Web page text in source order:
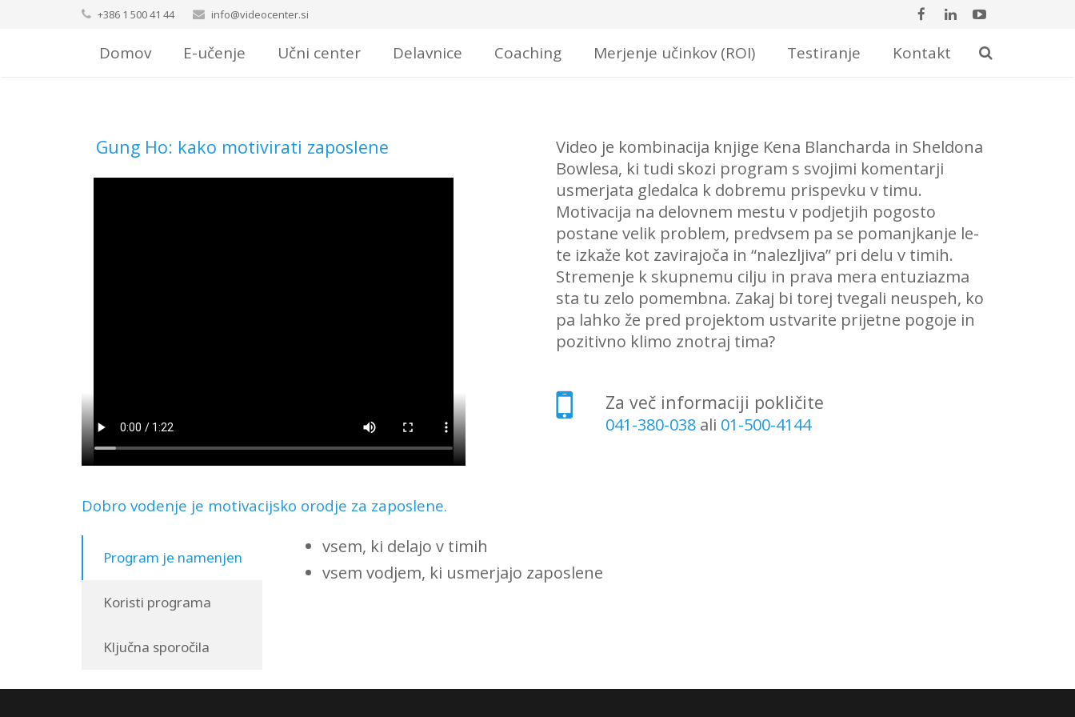
+386 1 500 41 44 info@videocenter.si
Domov E-učenje Učni center Delavnice Coaching Merjenje učinkov (ROI) Testiranje Kontakt
Gung Ho: kako motivirati zaposlene
Video je kombinacija knjige Kena Blancharda in Sheldona
Bowlesa, ki tudi skozi program s svojimi komentarji
usmerjata gledalca k dobremu prispevku v timu.
Motivacija na delovnem mestu v podjetjih pogosto
postane velik problem, predvsem pa se pomanjkanje le-
te izkaže kot zavirajoča in “nalezljiva” pri delu v timih.
Stremenje k skupnemu cilju in prava mera entuziazma
sta tu zelo pomembna. Zakaj bi torej tvegali neuspeh, ko
pa lahko že pred projektom ustvarite prijetne pogoje in
pozitivno klimo znotraj tima?
Za več informaciji pokličite
041-380-038ali 01-500-4144
Dobro vodenje je motivacijsko orodje za zaposlene.
Program je namenjen
Koristi programa
Ključna sporočila
vsem, ki delajo v timih
vsem vodjem, ki usmerjajo zaposlene